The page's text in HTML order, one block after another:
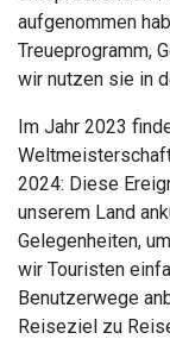
aufgenommen
Treueprogramm,
wir nutzen sie in
Im Jahr 2023
2024: Diese
unserem Land
Gelegenheiten,
wir Touristen
Benutzerwege
Reiseziel zu